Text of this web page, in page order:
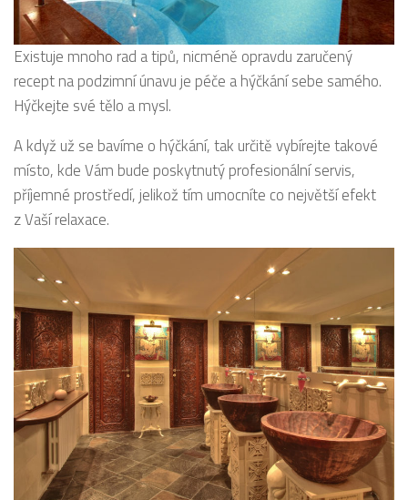
Existuje mnoho rad a tipů, nicméně opravdu zaručený
recept na podzimní únavu je péče a hýčkání sebe samého.
Hýčkejte své tělo a mysl.
A když už se bavíme o hýčkání, tak určitě vybírejte takové
místo, kde Vám bude poskytnutý profesionální servis,
příjemné prostředí, jelikož tím umocníte co největší efekt
z Vaší relaxace.